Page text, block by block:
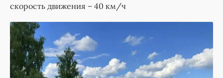
скорость движения – 40 км/ч